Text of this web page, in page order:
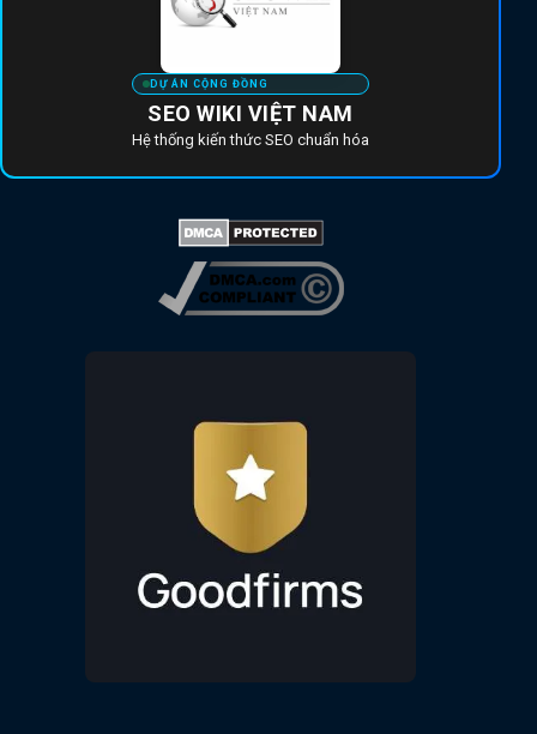
DỰ ÁN CỘNG ĐỒNG
SEO WIKI VIỆT NAM
Hệ thống kiến thức SEO chuẩn hóa